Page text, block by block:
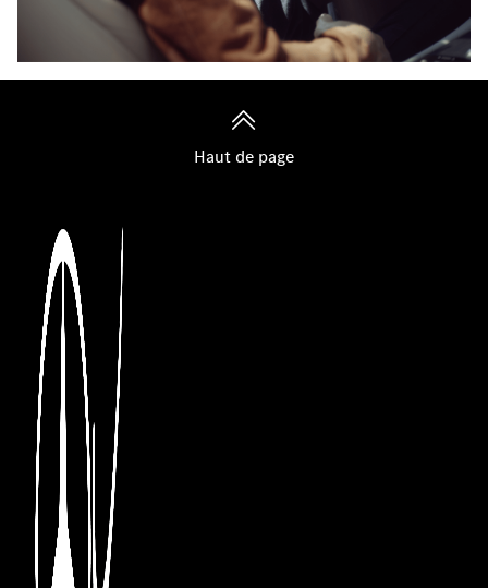
Haut de page